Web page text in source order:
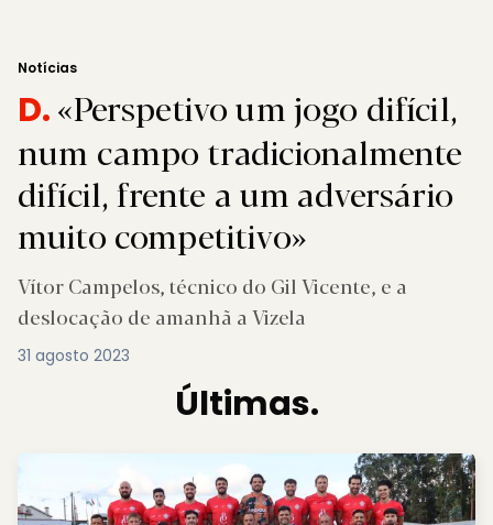
Notícias
D.«Perspetivo um jogo difícil,
num campo tradicionalmente
difícil, frente a um adversário
muito competitivo»
Vítor Campelos, técnico do Gil Vicente, e a
deslocação de amanhã a Vizela
31 agosto 2023
Últimas.